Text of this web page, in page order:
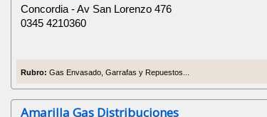
Concordia - Av San Lorenzo 476
0345 4210360
Rubro: Gas Envasado, Garrafas y Repuestos...
Amarilla Gas Distribuciones